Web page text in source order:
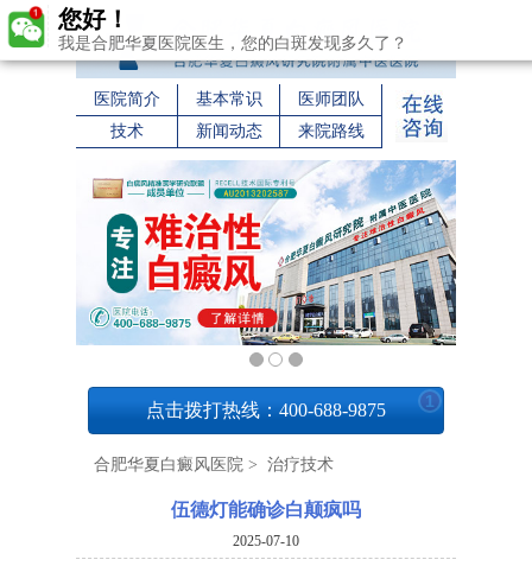
医院简介 基本常识
医师团队
技术
新闻动态 来院路线
点击拨打热线：400-688-9875 1
合肥华夏白癜风医院 > 治疗技术
伍德灯能确诊白颠疯吗
2025-07-10
您好！
我是合肥华夏医院医生，您的白斑发现多久了？